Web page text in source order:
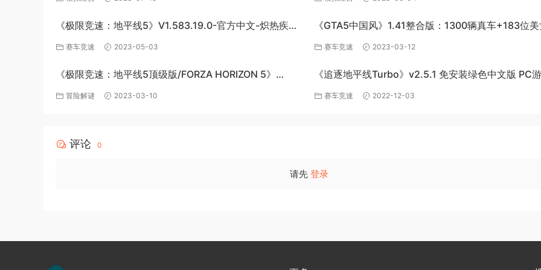
《极限竞速：地平线5》V1.583.19.0-官方中文-炽热疾风-
极速绽放+全DLC-PC版百度网盘资源
赛车竞速 2023-05-03
《GTA5中国风》1.41整合版：1300辆真车+183位美
英雄+200%存档下载（PC-百度网盘）
赛车竞速 2023-03-12
《极限竞速：地平线5顶级版/FORZA HORIZON 5》
v1.563.816+全DLC-PC百度网盘资源
冒险解谜 2023-03-10
《追逐地平线Turbo》v2.5.1 免安装绿色中文版 PC
百度网盘下载
赛车竞速 2022-12-03
评论 0
请先 登录